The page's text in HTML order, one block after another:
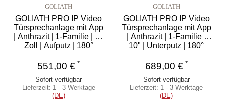
GOLIATH
GOLIATH PRO IP Video
Türsprechanlage mit App
| Anthrazit | 1-Familie | 10
Zoll | Aufputz | 180°
551,00 € *
Sofort verfügbar
Lieferzeit: 1 - 3 Werktage
(DE)
GOLIATH
GOLIATH PRO IP Video
Türsprechanlage mit App
| Anthrazit | 1-Familie |
10" | Unterputz | 180°
689,00 €*
Sofort verfügbar
Lieferzeit: 1 - 3 Werktage
(DE)